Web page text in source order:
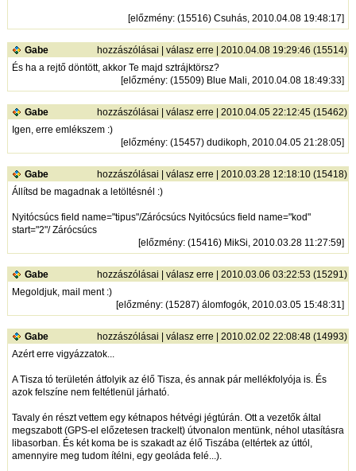
[előzmény: (15516) Csuhás, 2010.04.08 19:48:17]
Gabe hozzászólásai |válasz erre | 2010.04.08 19:29:46 (15514)
És ha a rejtő döntött, akkor Te majd sztrájktörsz?
[előzmény: (15509) Blue Mali, 2010.04.08 18:49:33]
Gabe hozzászólásai |válasz erre | 2010.04.05 22:12:45 (15462)
Igen, erre emlékszem :)
[előzmény: (15457) dudikoph, 2010.04.05 21:28:05]
Gabe hozzászólásai |válasz erre | 2010.03.28 12:18:10 (15418)
Állítsd be magadnak a letöltésnél :)
Nyitócsúcs field name="tipus"/Zárócsúcs Nyitócsúcs field name="kod"
start="2"/ Zárócsúcs
[előzmény: (15416) MikSi, 2010.03.28 11:27:59]
Gabe hozzászólásai |válasz erre | 2010.03.06 03:22:53 (15291)
Megoldjuk, mail ment :)
[előzmény: (15287) álomfogók, 2010.03.05 15:48:31]
Gabe hozzászólásai |válasz erre | 2010.02.02 22:08:48 (14993)
Azért erre vigyázzatok...
A Tisza tó területén átfolyik az élő Tisza, és annak pár mellékfolyója is. És
azok felszíne nem feltétlenül járható.
Tavaly én részt vettem egy kétnapos hétvégi jégtúrán. Ott a vezetők által
megszabott (GPS-el előzetesen trackelt) útvonalon mentünk, néhol utasításra
libasorban. És két koma be is szakadt az élő Tiszába (eltértek az úttól,
amennyire meg tudom ítélni, egy geoláda felé...).